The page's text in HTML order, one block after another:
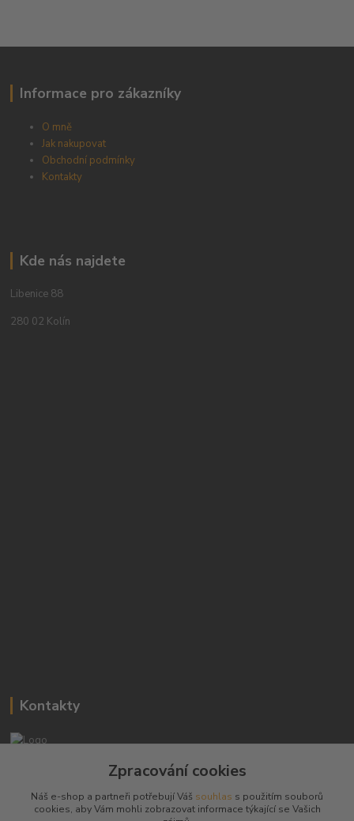
Informace pro zákazníky
O mně
Jak nakupovat
Obchodní podmínky
Kontakty
Kde nás najdete
Libenice 88
280 02 Kolín
Kontakty
+420 603794370
zbranenaboje@seznam.cz
Zpracování cookies
Náš e-shop a partneři potřebují Váš souhlas s použitím souborů
cookies, aby Vám mohli zobrazovat informace týkající se Vašich